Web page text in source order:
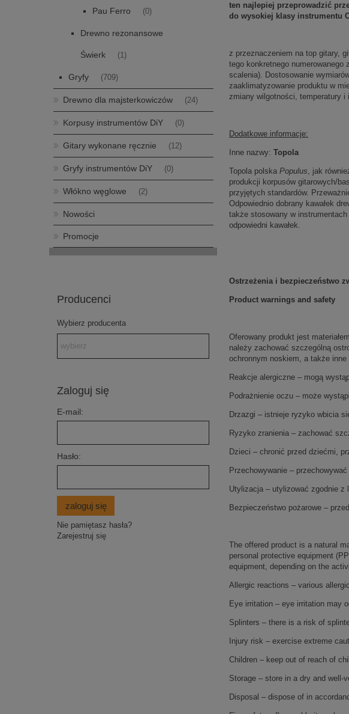
Pau Ferro (0)
Drewno rezonansowe
Świerk (1)
Gryfy (709)
Drewno dla majsterkowiczów (24)
Korpusy instrumentów DiY (0)
Gitary wykonane ręcznie (12)
Gryfy instrumentów DiY (0)
Włókno węglowe (2)
Nowości
Promocje
Producenci
Wybierz producenta
Zaloguj się
E-mail:
Hasło:
zaloguj się
Nie pamiętasz hasła?
Zarejestruj się
ten najlepiej przeprowadzić
do wysokiej klasy instrumentu
z przeznaczeniem na top gitary,
tego konkretnego
scalenia). Dostosowanie
zaaklimatyzowanie produktu w
zmiany wilgotności, temperatury
Dodatkowe informacje:
Inne nazwy: Topola
Topola polska Populus, jak
produkcji korpusów gitarowych/
przyjętych standardów.
Odpowiednio dobrany kawałek
także stosowany w
odpowiedni kawałek.
Ostrzeżenia i bezpieczeństwo
Product warnings and safety
Oferowany produkt jest
należy zachować szczególną
ochronnym noskiem, a także
Reakcje alergiczne – mogą
Podrażnienie oczu – może
Drzazgi – istnieje ryzyko wbicia
Ryzyko zranienia – zachować
Dzieci – chronić przed dziećmi,
Przechowywanie –
Utylizacja – utylizować zgodnie z
Bezpieczeństwo pożarowe –
The offered product is a natural
personal protective equipment
equipment, depending on the
Allergic reactions – various
Eye irritation – eye irritation may
Splinters – there is a risk of
Injury risk – exercise extreme
Children – keep out of reach of
Storage – store in a dry and well-
Disposal – dispose of in